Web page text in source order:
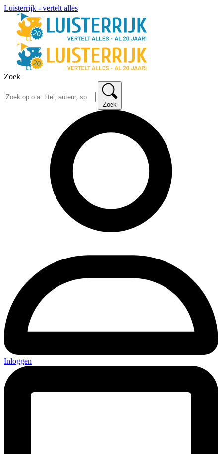
Luisterrijk - vertelt alles
Zoek
Zoek
Inloggen